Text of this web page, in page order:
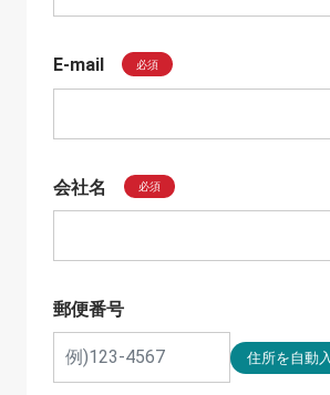
E-mail 必須
会社名 必須
郵便番号